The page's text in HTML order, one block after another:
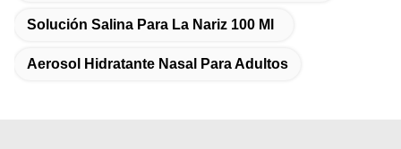
Solución Salina Para La Nariz 100 Ml
Aerosol Hidratante Nasal Para Adultos